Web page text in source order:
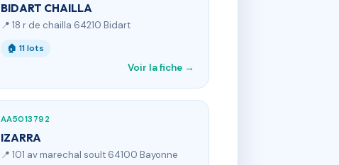
BIDART CHAILLA
📍 18 r de chailla 64210 Bidart
🏠 11 lots
Voir la fiche →
AA5013792
IZARRA
📍 101 av marechal soult 64100 Bayonne